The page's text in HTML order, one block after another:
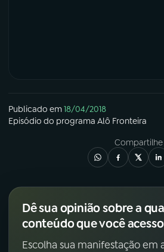
Publicado em18/04/2018
Episódio do programa Alô Fronteira
Compartilhe
Dê sua opinião sobre a
conteúdo que você
Escolha sua manifestação em